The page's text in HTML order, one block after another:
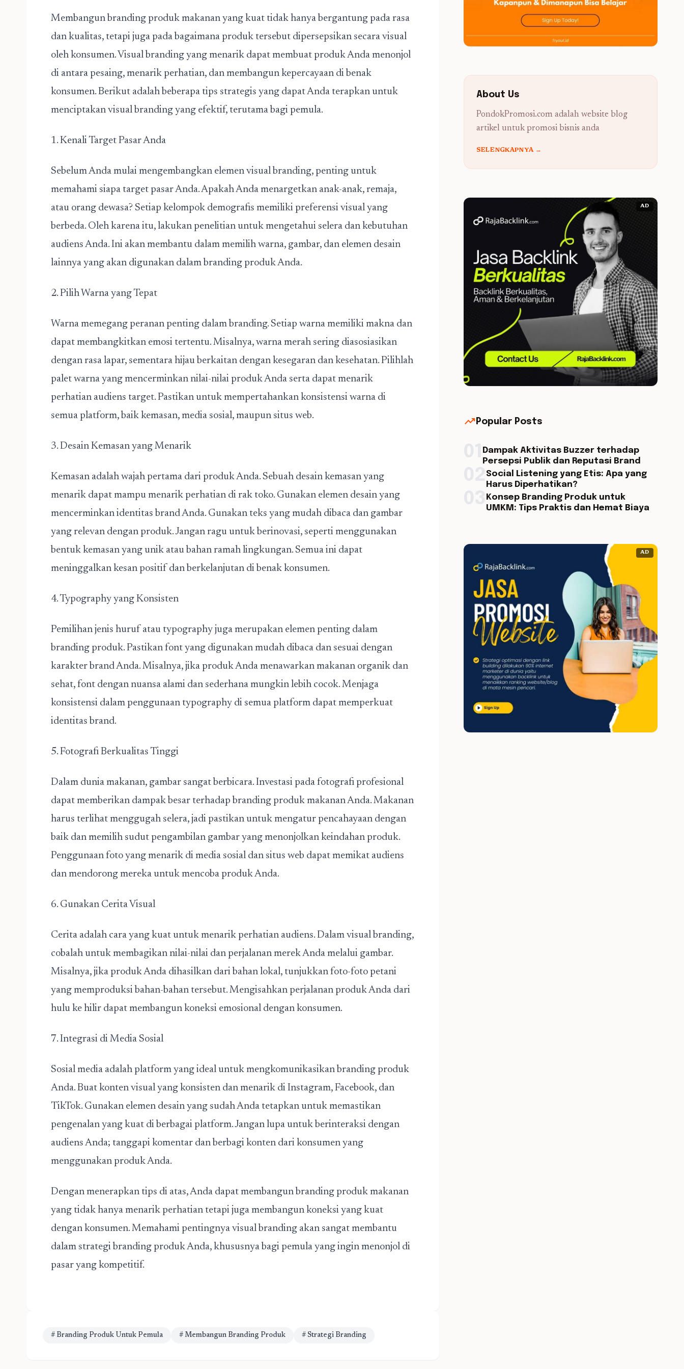
Membangun branding produk makanan yang kuat tidak hanya bergantung pada rasa
dan kualitas, tetapi juga pada bagaimana produk tersebut dipersepsikan secara visual
oleh konsumen. Visual branding yang menarik dapat membuat produk Anda menonjol
di antara pesaing, menarik perhatian, dan membangun kepercayaan di benak
konsumen. Berikut adalah beberapa tips strategis yang dapat Anda terapkan untuk
menciptakan visual branding yang efektif, terutama bagi pemula.
1. Kenali Target Pasar Anda
Sebelum Anda mulai mengembangkan elemen visual branding, penting untuk
memahami siapa target pasar Anda. Apakah Anda menargetkan anak-anak, remaja,
atau orang dewasa? Setiap kelompok demografis memiliki preferensi visual yang
berbeda. Oleh karena itu, lakukan penelitian untuk mengetahui selera dan kebutuhan
audiens Anda. Ini akan membantu dalam memilih warna, gambar, dan elemen desain
lainnya yang akan digunakan dalam branding produkAnda.
2. Pilih Warna yang Tepat
Warna memegang peranan penting dalam branding. Setiap warna memiliki makna dan
dapat membangkitkan emosi tertentu. Misalnya, warna merah sering diasosiasikan
dengan rasa lapar, sementara hijau berkaitan dengan kesegaran dan kesehatan. Pilihlah
palet warna yang mencerminkan nilai-nilai produk Anda serta dapat menarik
perhatian audiens target. Pastikan untuk mempertahankan konsistensi warna di
semua platform, baik kemasan, media sosial, maupun situs web.
3. Desain Kemasan yang Menarik
Kemasan adalah wajah pertama dari produk Anda. Sebuah desain kemasan yang
menarik dapat mampu menarik perhatian di rak toko. Gunakan elemen desain yang
mencerminkan identitas brand Anda. Gunakan teks yang mudah dibaca dan gambar
yang relevan dengan produk. Jangan ragu untuk berinovasi, seperti menggunakan
bentuk kemasan yang unik atau bahan ramah lingkungan. Semua ini dapat
meninggalkan kesan positif dan berkelanjutan di benak konsumen.
4. Typography yang Konsisten
Pemilihan jenis huruf atau typography juga merupakan elemen penting dalam
branding produk. Pastikan font yang digunakan mudah dibaca dan sesuai dengan
karakter brand Anda. Misalnya, jika produk Anda menawarkan makanan organik dan
sehat, font dengan nuansa alami dan sederhana mungkin lebih cocok. Menjaga
konsistensi dalam penggunaan typography di semua platform dapat memperkuat
identitas brand.
5. Fotografi Berkualitas Tinggi
Dalam dunia makanan, gambar sangat berbicara. Investasi pada fotografi profesional
dapat memberikan dampak besar terhadap branding produk makanan Anda. Makanan
harus terlihat menggugah selera, jadi pastikan untuk mengatur pencahayaan dengan
baik dan memilih sudut pengambilan gambar yang menonjolkan keindahan produk.
Penggunaan foto yang menarik di media sosial dan situs web dapat memikat audiens
dan mendorong mereka untuk mencoba produk Anda.
6. Gunakan Cerita Visual
Cerita adalah cara yang kuat untuk menarik perhatian audiens. Dalam visual branding,
cobalah untuk membagikan nilai-nilai dan perjalanan merek Anda melalui gambar.
Misalnya, jika produk Anda dihasilkan dari bahan lokal, tunjukkan foto-foto petani
yang memproduksi bahan-bahan tersebut. Mengisahkan perjalanan produk Anda dari
hulu ke hilir dapat membangun koneksi emosional dengan konsumen.
7. Integrasi di Media Sosial
Sosial media adalah platform yang ideal untuk mengkomunikasikan branding produk
Anda. Buat konten visual yang konsisten dan menarik di Instagram, Facebook, dan
TikTok. Gunakan elemen desain yang sudah Anda tetapkan untuk memastikan
pengenalan yang kuat di berbagai platform. Jangan lupa untuk berinteraksi dengan
audiens Anda; tanggapi komentar dan berbagi konten dari konsumen yang
menggunakan produk Anda.
Dengan menerapkan tips di atas, Anda dapat membangun branding produk makanan
yang tidak hanya menarik perhatian tetapi juga membangun koneksi yang kuat
dengan konsumen. Memahami pentingnya visual branding akan sangat membantu
dalam strategi branding produk Anda, khususnya bagi pemula yang ingin menonjol di
pasar yang kompetitif.
# Branding Produk Untuk Pemula # Membangun Branding Produk # Strategi Branding
About Us
PondokPromosi.com adalah website blog
artikel untuk promosi bisnis anda
SELENGKAPNYA →
AD
trending_up Popular Posts
Dampak Aktivitas Buzzer terhadap
Persepsi Publik dan Reputasi Brand
Social Listening yang Etis: Apa yang
Harus Diperhatikan?
Konsep Branding Produk untuk
UMKM: Tips Praktis dan Hemat Biaya
AD